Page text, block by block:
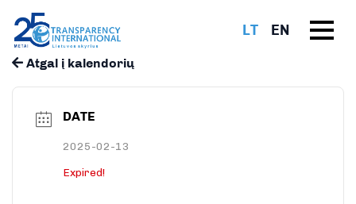
LT EN
Atgal į kalendorių
DATE
2025-02-13
Expired!